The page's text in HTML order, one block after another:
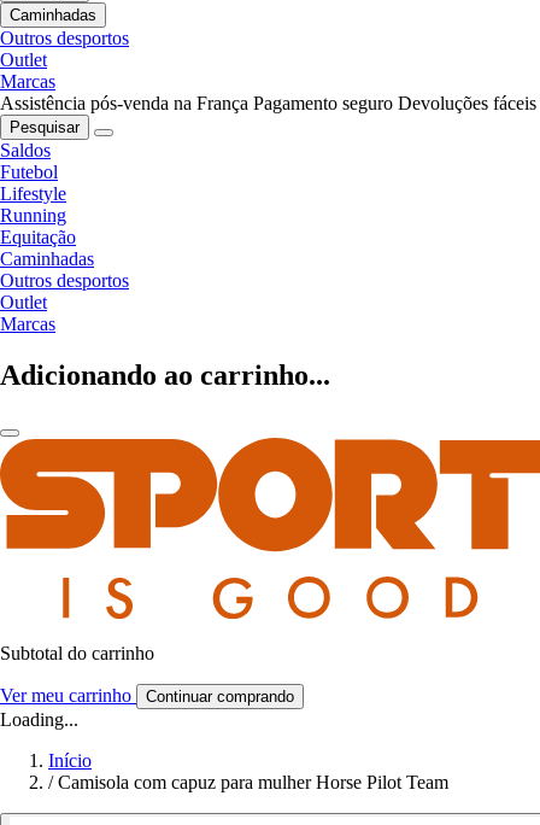
Caminhadas
Outros desportos
Outlet
Marcas
Assistência pós-venda na França Pagamento seguro Devoluções fáceis
Pesquisar
Saldos
Futebol
Lifestyle
Running
Equitação
Caminhadas
Outros desportos
Outlet
Marcas
Adicionando ao carrinho...
Subtotal do carrinho
Ver meu carrinho Continuar comprando
Loading...
Início
/ Camisola com capuz para mulher Horse Pilot Team